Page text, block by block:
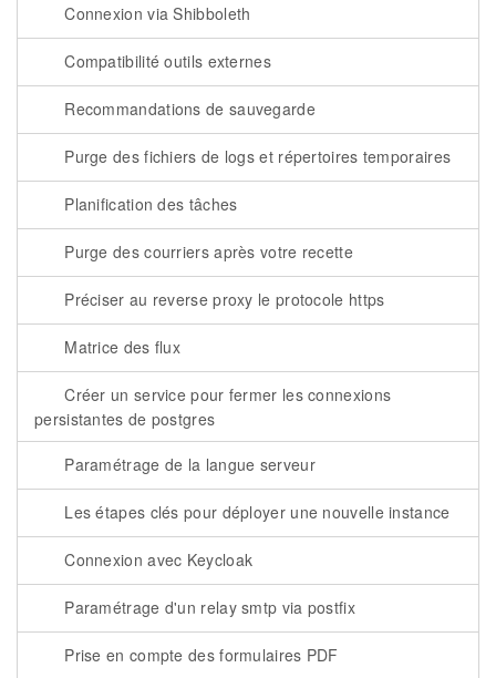
Connexion via Shibboleth
Compatibilité outils externes
Recommandations de sauvegarde
Purge des fichiers de logs et répertoires temporaires
Planification des tâches
Purge des courriers après votre recette
Préciser au reverse proxy le protocole https
Matrice des flux
Créer un service pour fermer les connexions
persistantes de postgres
Paramétrage de la langue serveur
Les étapes clés pour déployer une nouvelle instance
Connexion avec Keycloak
Paramétrage d'un relay smtp via postfix
Prise en compte des formulaires PDF